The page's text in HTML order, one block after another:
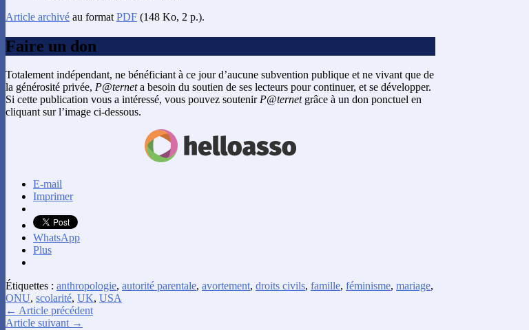
Article archivé au format PDF (148 Ko, 2 p.).
Faire un don
Totalement indépendant, ne bénéficiant à ce jour d’aucune subvention publique et ne vivant que de
la générosité privée, P@terneta besoin du soutien de ses lecteurs pour continuer, et se développer.
Si cette publication vous a intéressé, vous pouvez soutenirP@ternetgrâce à un don ponctuel en
cliquant sur l’image ci-dessous.
E-mail
Imprimer
WhatsApp
Plus
Étiquettes : anthropologie, autorité parentale, avortement, droits civils, famille, féminisme, mariage,
ONU, scolarité, UK, USA
← Article précédent
Article suivant →